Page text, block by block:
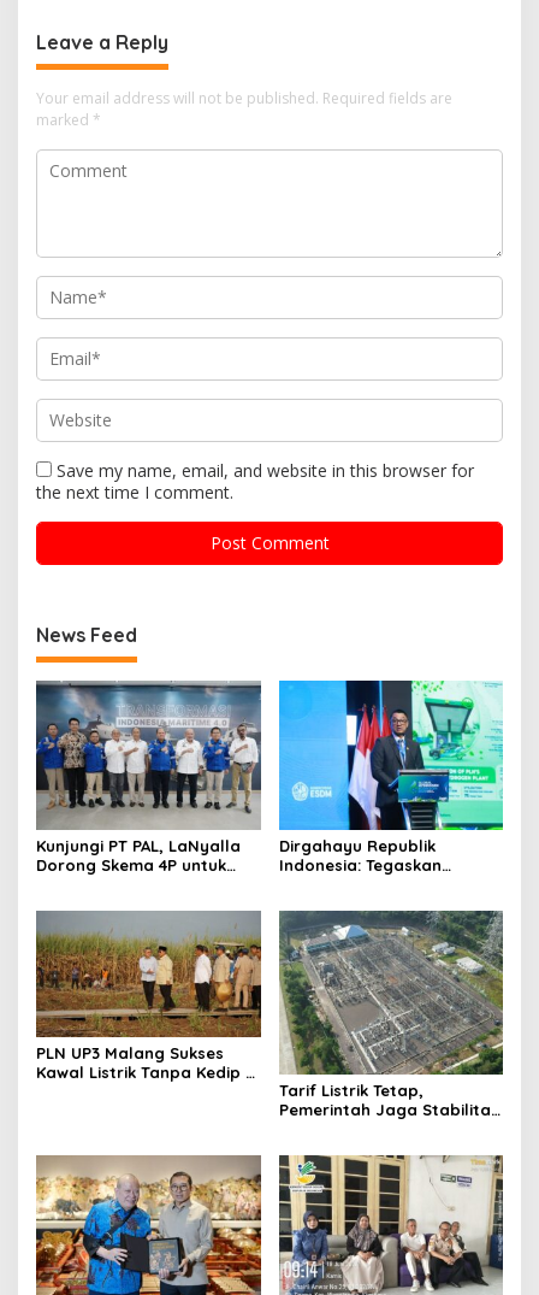
Leave a Reply
Your email address will not be published. Required fields are
marked *
Save my name, email, and website in this browser for
the next time I comment.
News Feed
Kunjungi PT PAL, LaNyalla
Dorong Skema 4P untuk
Dirgahayu Republik
Indonesia: Tegaskan
Nasional
PLN UP3 Malang Sukses
Kawal Listrik Tanpa Kedip di
Tarif Listrik Tetap,
Pemerintah Jaga Stabilitas